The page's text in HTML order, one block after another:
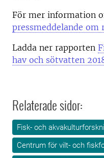
För mer information
pressmeddelande om
Ladda ner rapporten
hav och sötvatten
Relaterade sidor:
Fisk- och
Centrum för vilt- och